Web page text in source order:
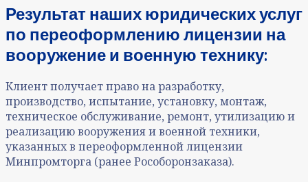
Результат наших юридических услуг
по переоформлению лицензии на
вооружение и военную технику:
Клиент получаетправо на разработку,
производство, испытание, установку, монтаж,
техническое обслуживание, ремонт, утилизацию и
реализацию вооружения и военной техники,
указанных в переоформленнойлицензии
Минпромторга (ранее Рособоронзаказа).